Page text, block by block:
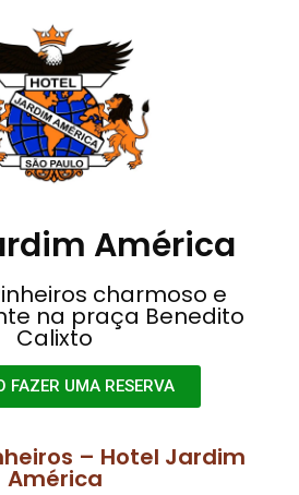
América
charmoso e
na praça Benedito
Calixto
FAZER UMA RESERVA
– Hotel Jardim
América